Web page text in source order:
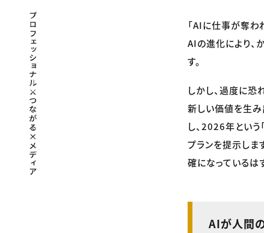
「AIに仕事が奪わ
AIの進化により、
す。
しかし、過度に
新しい価値を生み
し、2026年とい
プランを提示しま
確になっているは
AIが人間